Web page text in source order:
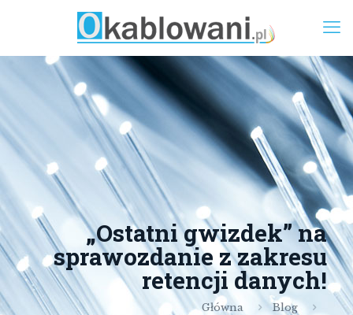
„Ostatni gwizdek” na
sprawozdanie z zakresu
retencji danych!
Główna
Blog